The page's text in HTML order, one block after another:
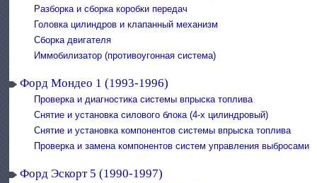
Разборка и сборка коробки передач
Головка цилиндров и клапанный механизм
Сборка двигателя
Иммобилизатор (противоугонная система)
Форд Мондео 1 (1993-1996)
Проверка и диагностика системы впрыска топлива
Снятие и установка силового блока (4-х цилиндровый)
Снятие и установка компонентов системы впрыска топлива
Проверка и замена компонентов систем управления выбросами
Форд Эскорт 5 (1990-1997)